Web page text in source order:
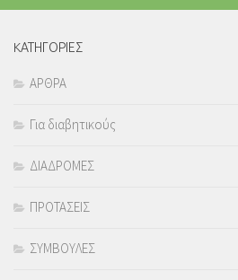
KΑΤΗΓΟΡΙΕΣ
ΑΡΘΡΑ
Για διαβητικούς
ΔΙΑΔΡΟΜΕΣ
ΠΡΟΤΑΣΕΙΣ
ΣΥΜΒΟΥΛΕΣ